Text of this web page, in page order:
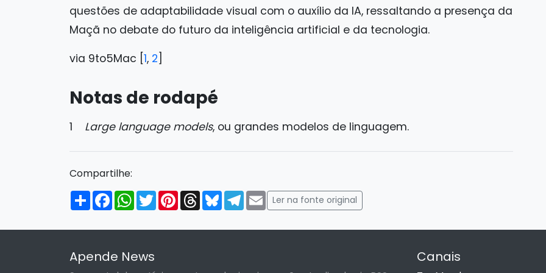
questões de adaptabilidade visual com o auxílio da IA, ressaltando a presença da
Maçã no debate do futuro da inteligência artificial e da tecnologia.
via 9to5Mac [ 1, 2
Notas de rodapé
1 Large language models, ou grandes modelos de linguagem.
Compartilhe:
Compartilhar
FacebookWhatsApp
TwitterPinterestThreadsBlueskyTelegram
Email
Ler na fonte original
Apende News Canais